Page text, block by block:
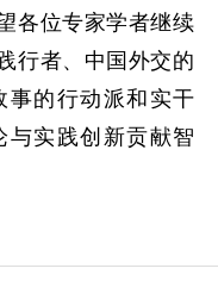
各位专家学者继续
行者、中国外交的
事的行动派和实干
与实践创新贡献智